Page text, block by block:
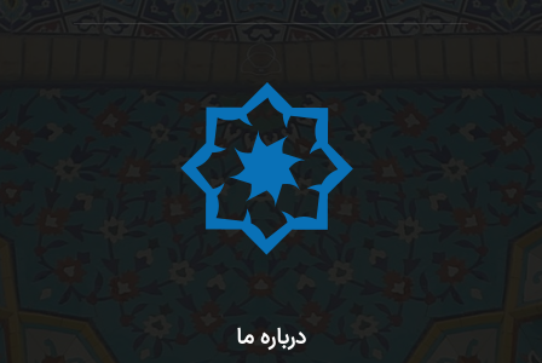
درباره ما